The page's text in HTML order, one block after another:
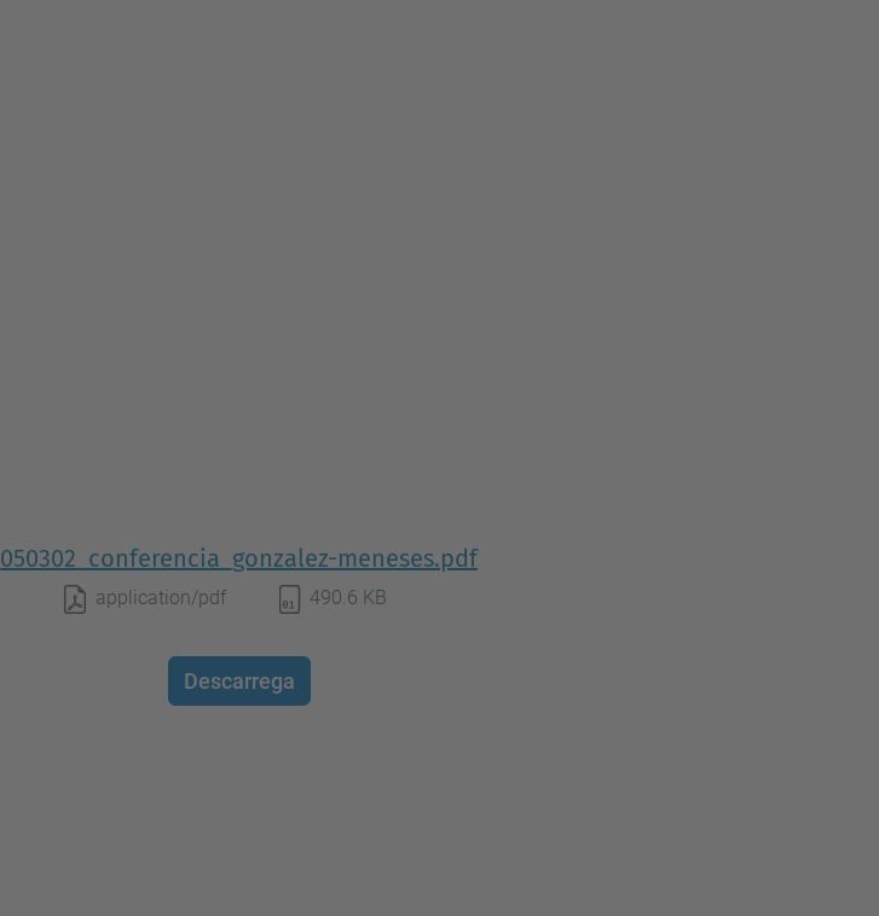
050302_conferencia_gonzalez-meneses.pdf
application/pdf 490.6 KB
Descarrega